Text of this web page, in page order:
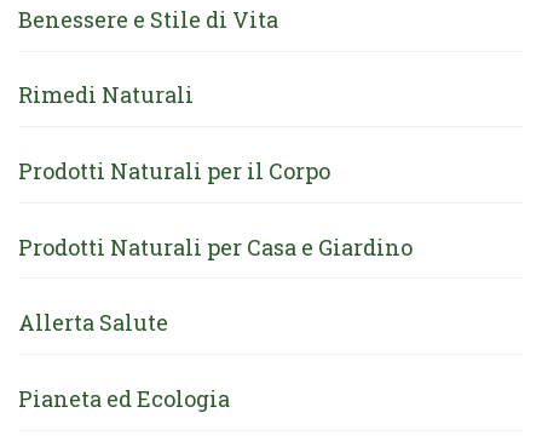
Benessere e Stile di Vita
Rimedi Naturali
Prodotti Naturali per il Corpo
Prodotti Naturali per Casa e Giardino
Allerta Salute
Pianeta ed Ecologia